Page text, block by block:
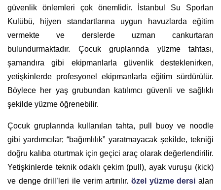
güvenlik önlemleri çok önemlidir. İstanbul Su Sporları
Kulübü, hijyen standartlarına uygun havuzlarda eğitim
vermekte ve derslerde uzman cankurtaran
bulundurmaktadır. Çocuk gruplarında yüzme tahtası,
şamandıra gibi ekipmanlarla güvenlik desteklenirken,
yetişkinlerde profesyonel ekipmanlarla eğitim sürdürülür.
Böylece her yaş grubundan katılımcı güvenli ve sağlıklı
şekilde yüzme öğrenebilir.
Çocuk gruplarında kullanılan tahta, pull buoy ve noodle
gibi yardımcılar; “bağımlılık” yaratmayacak şekilde, tekniği
doğru kalıba oturtmak için geçici araç olarak değerlendirilir.
Yetişkinlerde teknik odaklı çekim (pull), ayak vuruşu (kick)
ve denge drill’leri ile verim artırılır. özel yüzme dersi alan